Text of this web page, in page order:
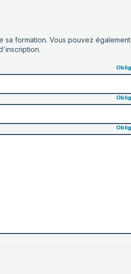
sa formation. Vous pouvez également